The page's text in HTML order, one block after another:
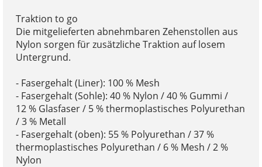
Traktion to go
Die mitgelieferten abnehmbaren Zehenstollen aus
Nylon sorgen für zusätzliche Traktion auf losem
Untergrund.
- Fasergehalt (Liner): 100 % Mesh
- Fasergehalt (Sohle): 40 % Nylon / 40 % Gummi /
12 % Glasfaser / 5 % thermoplastisches Polyurethan
/ 3 % Metall
- Fasergehalt (oben): 55 % Polyurethan / 37 %
thermoplastisches Polyurethan / 6 % Mesh / 2 %
Nylon